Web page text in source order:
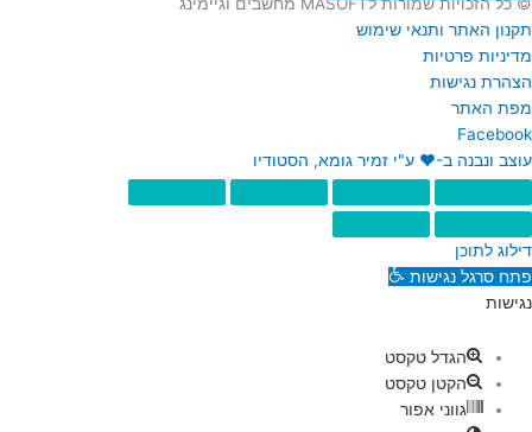
תקנון האתר ותנאי שימוש
מדיניות פרטיות
הצהרת נגישות
מפת האתר
Facebook
עוצב ונבנה ב-♥︎ ע"י זמיר גומא, הסטודיו
דילוג לתוכן
פתח סרגל נגישות
נגישות
הגדל טקסט
הקטן טקסט
גווני אפור